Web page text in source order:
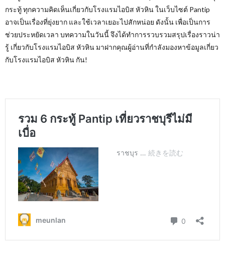
กระทู้ ทุกความคิดเห็นเกี่ยวกับโรงแรมไอบิส หัวหิน ในเว็บไซต์ Pantip
อาจเป็นเรื่องที่ยุ่งยาก และใช้เวลาเยอะไปสักหน่อย ดังนั้น เพื่อเป็นการ
ช่วยประหยัดเวลา บทความในวันนี้ จึงได้ทำการรวบรวมสรุปเรื่องราวน่า
รู้ เกี่ยวกับโรงแรมไอบิส หัวหิน มาฝากคุณผู้อ่านที่กำลังมองหาข้อมูลเกี่ยว
กับโรงแรมไอบิส หัวหิน กัน!